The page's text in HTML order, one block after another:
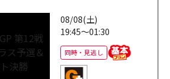
08/08(土)
19:45～01:30
同時・見逃し